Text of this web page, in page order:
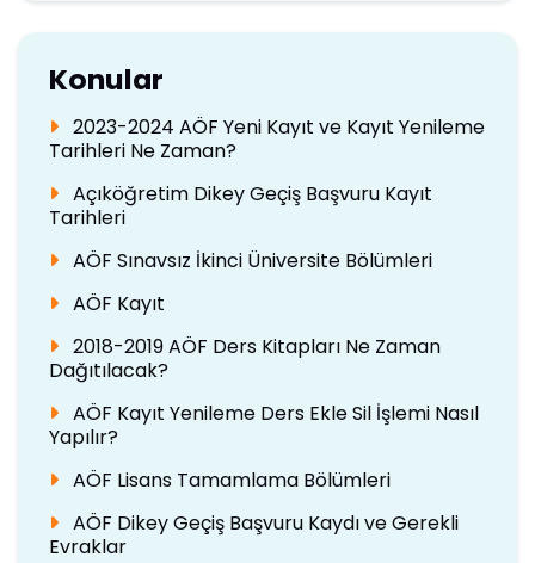
Konular
2023-2024 AÖF Yeni Kayıt ve Kayıt Yenileme
Tarihleri Ne Zaman?
Açıköğretim Dikey Geçiş Başvuru Kayıt
Tarihleri
AÖF Sınavsız İkinci Üniversite Bölümleri
AÖF Kayıt
2018-2019 AÖF Ders Kitapları Ne Zaman
Dağıtılacak?
AÖF Kayıt Yenileme Ders Ekle Sil İşlemi Nasıl
Yapılır?
AÖF Lisans Tamamlama Bölümleri
AÖF Dikey Geçiş Başvuru Kaydı ve Gerekli
Evraklar